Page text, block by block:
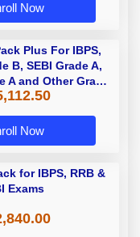
Now
Plus For IBPS,
B, SEBI Grade A,
A and Other Grade
B Bank Exams
Now
for IBPS, RRB &
Exams